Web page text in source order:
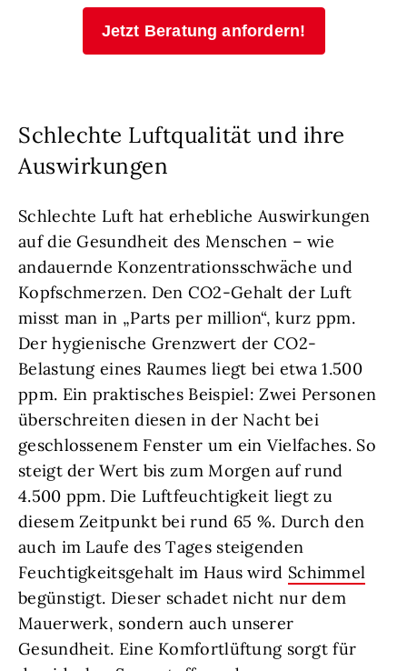
Jetzt Beratung anfordern!
Schlechte Luftqualität und ihre
Auswirkungen
Schlechte Luft hat erhebliche Auswirkungen
auf die Gesundheit des Menschen – wie
andauernde Konzentrationsschwäche und
Kopfschmerzen. Den CO2-Gehalt der Luft
misst man in „Parts per million“, kurz ppm.
Der hygienische Grenzwert der CO2-
Belastung eines Raumes liegt bei etwa 1.500
ppm. Ein praktisches Beispiel: Zwei Personen
überschreiten diesen in der Nacht bei
geschlossenem Fenster um ein Vielfaches. So
steigt der Wert bis zum Morgen auf rund
4.500 ppm. Die Luftfeuchtigkeit liegt zu
diesem Zeitpunkt bei rund 65 %. Durch den
auch im Laufe des Tages steigenden
Feuchtigkeitsgehalt im Haus wird Schimmel
begünstigt. Dieser schadet nicht nur dem
Mauerwerk, sondern auch unserer
Gesundheit. Eine Komfortlüftung sorgt für